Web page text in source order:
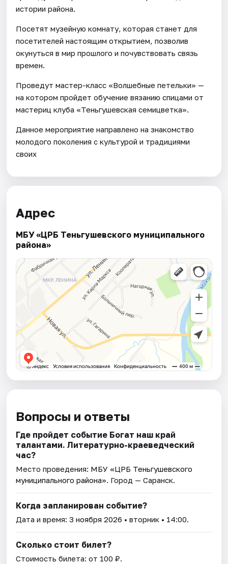
истории района.
Посетят музейную комнату, которая станет для
посетителей настоящим открытием, позволив
окунуться в мир прошлого и почувствовать связь
времен.
Проведут мастер-класс «Волшебные петельки» —
на котором пройдет обучение вязанию спицами от
мастериц клуба «Теньгушевская семицветка».
Данное мероприятие направлено на знакомство
молодого поколения с культурой и традициями
своих
Адрес
МБУ «ЦРБ Теньгушевского муниципального
района»
Вопросы и ответы
Где пройдет событие Богат наш край
талантами. Литературно-краеведческий
час?
Место проведения: МБУ «ЦРБ Теньгушевского
муниципального района». Город — Саранск.
Когда запланирован событие?
Дата и время:3 ноября 2026 • вторник • 14:00.
Сколько стоит билет?
Стоимость билета: от 100 ₽.